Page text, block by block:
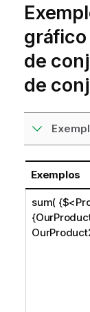
gráfico
de
de
Exemplos
sum(